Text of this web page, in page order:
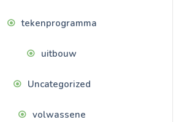
tekenprogramma
uitbouw
Uncategorized
volwassene